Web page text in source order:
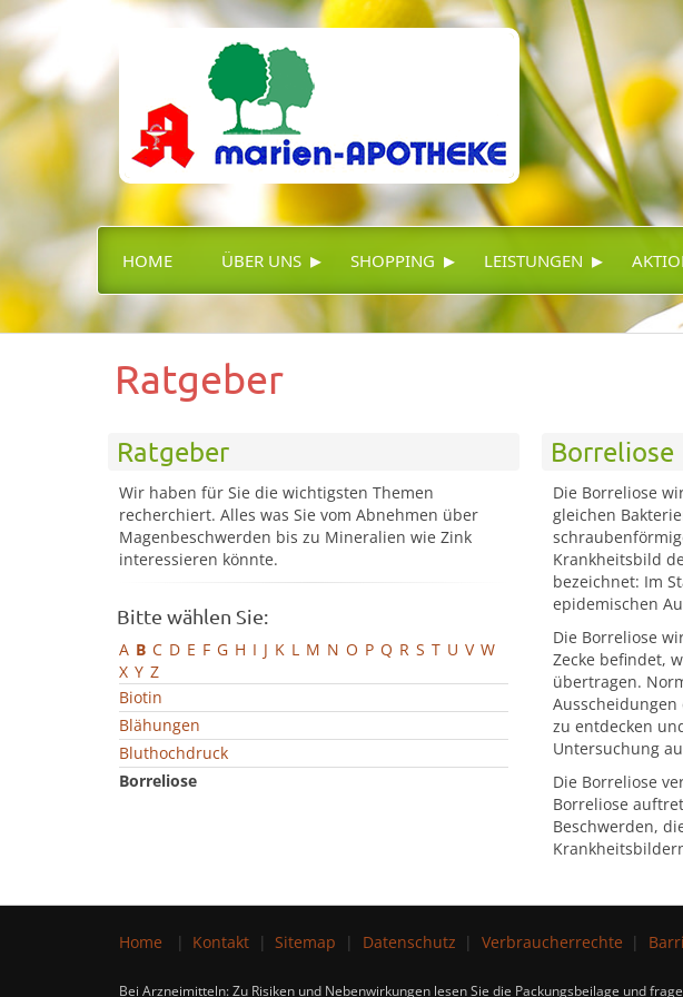
HOME ÜBER UNS ▸ SHOPPING ▸ LEISTUNGEN ▸
Ratgeber
Ratgeber
Wir haben für Sie die wichtigsten Themen
recherchiert. Alles was Sie vom Abnehmen über
Magenbeschwerden bis zu Mineralien wie Zink
interessieren könnte.
Bitte wählen Sie:
A B C D E F G H I J K L M N O P Q R S T U V W
X Y Z
Biotin
Blähungen
Bluthochdruck
Borreliose
Borreliose
Die Borreliose
gleichen
Krankheitsbild
bezeichnet: Im
epidemischen
Die Borreliose
Zecke befindet,
übertragen.
Ausscheidungen
zu entdecken
Untersuchung
Die Borreliose
Borreliose
Beschwerden,
Home Kontakt Sitemap Datenschutz Verbraucherrechte
Bei Arzneimitteln: Zu Risiken und Nebenwirkungen lesen Sie die Packungsbeilage und